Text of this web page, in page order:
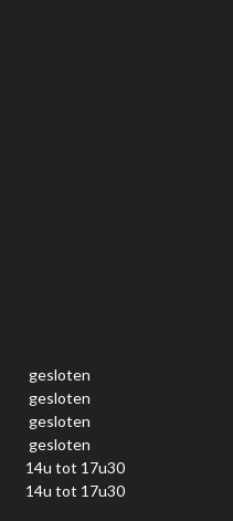
gesloten
gesloten
gesloten
gesloten
14u tot 17u30
14u tot 17u30